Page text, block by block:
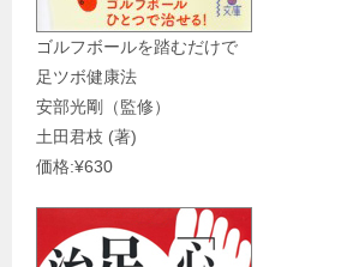
ゴルフボールを踏むだけで
足ツボ健康法
安部光剛（監修）
土田君枝 (著)
価格:¥630